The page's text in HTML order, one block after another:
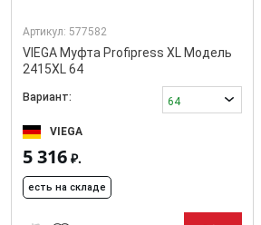
Артикул: 577582
VIEGA Муфта Profipress XL Модель
2415XL 64
Вариант: 64
VIEGA
5 316 ₽.
есть на складе